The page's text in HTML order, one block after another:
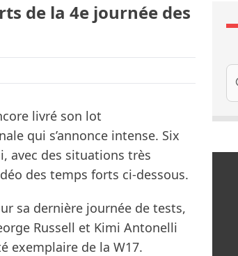
de la 4e journée des
livré son lot
qui s’annonce intense. Six
avec des situations très
des temps forts ci-dessous.
sa dernière journée de tests,
Russell et Kimi Antonelli
exemplaire de la W17.